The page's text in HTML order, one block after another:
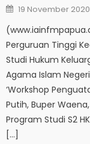
Posted
on
19 November 2020
Perguruan Tinggi
Studi Hukum
Agama Islam
‘Workshop
Putih, Buper
Program Studi S2
[…]